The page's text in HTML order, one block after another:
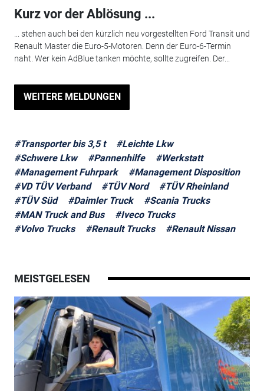
Kurz vor der Ablösung ...
... stehen auch bei den kürzlich neu vorgestellten Ford Transit und
Renault Master die Euro-5-Motoren. Denn der Euro-6-Termin
naht. Wer kein AdBlue tanken möchte, sollte zugreifen. Der...
WEITERE MELDUNGEN
#Transporter bis 3,5 t
#Leichte Lkw
#Schwere Lkw
#Pannenhilfe
#Werkstatt
#Management Fuhrpark
#Management Disposition
#VD TÜV Verband
#TÜV Nord
#TÜV Rheinland
#TÜV Süd
#Daimler Truck
#Scania Trucks
#MAN Truck and Bus
#Iveco Trucks
#Volvo Trucks
#Renault Trucks #Renault Nissan
MEISTGELESEN